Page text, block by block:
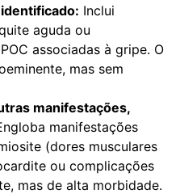
Inclui
aguda ou
associadas à gripe. O
mas sem
manifestações,
manifestações
(dores musculares
ou complicações
mas de alta morbidade.